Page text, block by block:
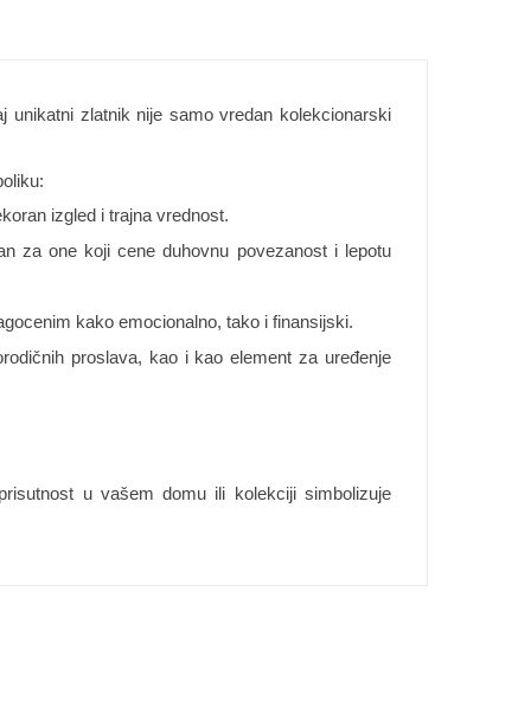
zlatnik nije samo vredan kolekcionarski
izgled i trajna vrednost.
za one koji cene duhovnu povezanost i lepotu
kako emocionalno, tako i finansijski.
proslava, kao i kao element za uređenje
u vašem domu ili kolekciji simbolizuje